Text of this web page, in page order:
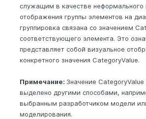
служащим в качестве неформального
отображения группы элементов на
группировка связана со значением
соответствующего элемента. Это
представляет собой визуальное
конкретного значения CategoryValue.
Примечание: Значение
выделено другими способами,
выбранным разработчиком модели
моделирования.